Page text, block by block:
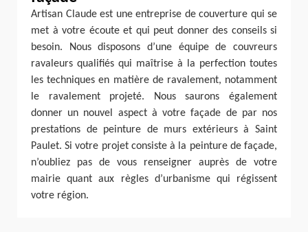
Artisan Claude est une entreprise de couverture qui se
met à votre écoute et qui peut donner des conseils si
besoin. Nous disposons d’une équipe de couvreurs
ravaleurs qualifiés qui maîtrise à la perfection toutes
les techniques en matière de ravalement, notamment
le ravalement projeté. Nous saurons également
donner un nouvel aspect à votre façade de par nos
prestations de peinture de murs extérieurs à Saint
Paulet. Si votre projet consiste à la peinture de façade,
n’oubliez pas de vous renseigner auprès de votre
mairie quant aux règles d’urbanisme qui régissent
votre région.